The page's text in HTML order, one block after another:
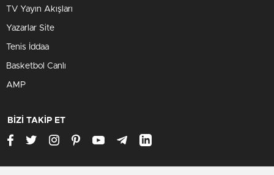
TV Yayın Akışları
Yazarlar Site
Tenis İddaa
Basketbol Canlı
AMP
BİZİ TAKİP ET